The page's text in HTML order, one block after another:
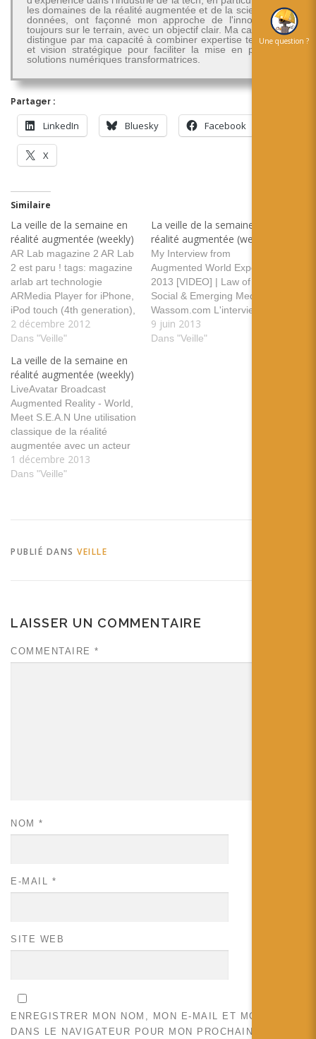
les domaines de la réalité augmentée et de la science des
données, ont façonné mon approche de l'innovation -
toujours sur le terrain, avec un objectif clair. Ma carrière se
distingue par ma capacité à combiner expertise technique
et vision stratégique pour faciliter la mise en place de
solutions numériques transformatrices.
Partager :
LinkedIn Bluesky Facebook
X
Similaire
La veille de la semaine en
réalité augmentée (weekly)
AR Lab magazine 2 AR Lab
2 est paru ! tags: magazine
arlab art technologie
ARMedia Player for iPhone,
iPod touch (4th generation),
iPod touch (5th generation),
iPad 2 Wi-Fi, iPad 2 Wi-Fi +
iPad Wi-Fi + 4G, iPad (4th
generation), iPad Wi-Fi +
Cellular (4th…
2 décembre 2012
Dans "Veille"
La veille de la semaine en
réalité augmentée (weekly)
My Interview from
Augmented World Expo
2013 [VIDEO] | Law of
Social & Emerging Media |
Wassom.com L'interview de
Brian Wassom @bdwassom
lors
9 juin 2013
Dans "Veille"
La veille de la semaine en
réalité augmentée (weekly)
LiveAvatar Broadcast
Augmented Reality - World,
Meet S.E.A.N Une utilisation
classique de la réalité
augmentée avec un acteur
pour réagir en temps réel.
Toujours aussi étonnant
bring augmented reality to
museum learning - Pocket-
1 décembre 2013
Dans "Veille"
PUBLIÉ DANS VEILLE
LAISSER UN COMMENTAIRE
COMMENTAIRE *
NOM *
E-MAIL *
SITE WEB
ENREGISTRER MON NOM, MON E-MAIL ET MON SITE
DANS LE NAVIGATEUR POUR MON PROCHAIN
Une question ?